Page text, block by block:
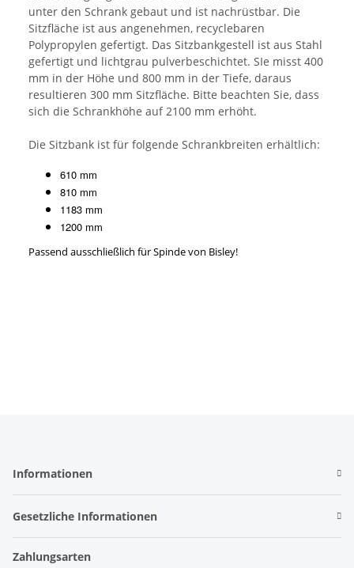
unter den Schrank gebaut und ist nachrüstbar. Die
Sitzfläche ist aus angenehmen, recyclebaren
Polypropylen gefertigt. Das Sitzbankgestell ist aus Stahl
gefertigt und lichtgrau pulverbeschichtet. SIe misst 400
mm in der Höhe und 800 mm in der Tiefe, daraus
resultieren 300 mm Sitzfläche. Bitte beachten Sie, dass
sich die Schrankhöhe auf 2100 mm erhöht.
Die Sitzbank ist für folgende Schrankbreiten erhältlich:
610 mm
810 mm
1183 mm
1200 mm
Passend ausschließlich für Spinde von Bisley!
Informationen
Gesetzliche Informationen
Zahlungsarten